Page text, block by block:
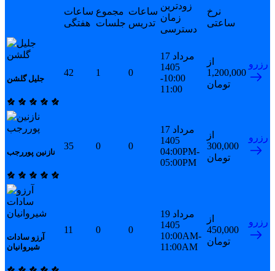
ساعات
هفتگی
مجموع
جلسات
ساعات
تدریس
زودترین
زمان
دسترسی
نرخ
ساعتی
جلیل گلشن
42 1 0
17 مرداد
1405
10:00-
11:00
از
1,200,000
تومان
رزرو
نازنین پوررجب
35 0 0
17 مرداد
1405
04:00PM-
05:00PM
از
300,000
تومان
رزرو
آرزو سادات
شیروانیان
11 0 0
19 مرداد
1405
10:00AM-
11:00AM
از
450,000
تومان
رزرو